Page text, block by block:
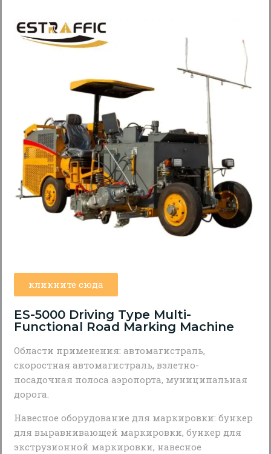
кликните сюда
ES-5000 Driving Type Multi-
Functional Road Marking Machine
Области применения: автомагистраль,
скоростная автомагистраль, взлетно-
посадочная полоса аэропорта, муниципальная
дорога.
Навесное оборудование для маркировки: бункер
для выравнивающей маркировки, бункер для
экструзионной маркировки, навесное